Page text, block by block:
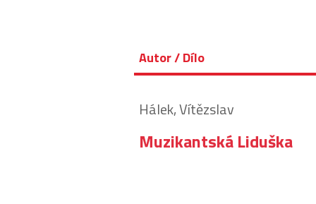
Autor / Dílo
Hálek, Vítězslav
Muzikantská Liduška